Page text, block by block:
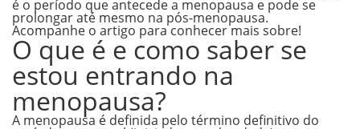
é o período que antecede a menopausa e pode se
prolongar até mesmo na pós-menopausa.
Acompanhe o artigo para conhecer mais sobre!
O que é e como saber se
estou entrando na
menopausa?
A menopausa é definida pelo término definitivo do